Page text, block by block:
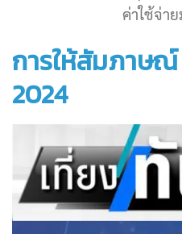
ค่าใช้จ่า
การให้สัมภาษ
2024